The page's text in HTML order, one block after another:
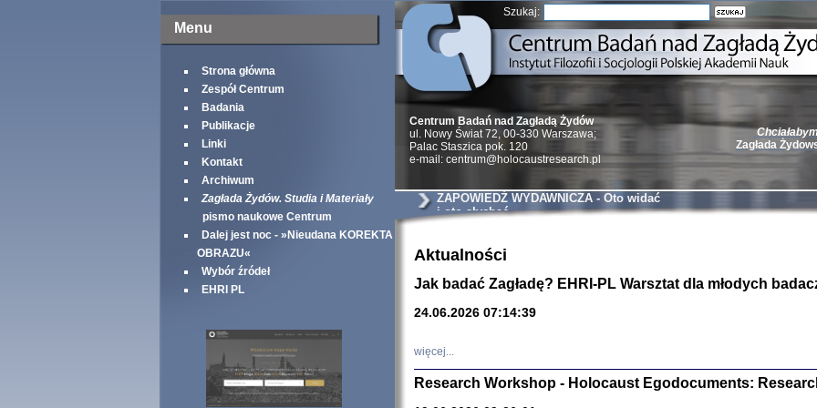
Menu
Strona główna
Zespół Centrum
Badania
Publikacje
Linki
Kontakt
Archiwum
Zagłada Żydów. Studia i Materiały
pismo naukowe Centrum
Dalej jest noc - »Nieudana KOREKTA
OBRAZU«
Wybór źródeł
EHRI PL
Szukaj:
Zagłada
Natalia Aleksiun,
Deborah Dash
Turski, Laurence
Centrum Badań nad Zagładą Żydów
ul. Nowy Świat 72, 00-330 Warszawa;
Palac Staszica pok. 120
e-mail: centrum@holocaustresearch.pl
ZAPOWIEDŹ WYDAWNICZA - Oto widać
i oto słychać
Aktualności
Jak badać Zagładę? EHRI-PL Warsztat dla młodych
24.06.2026 07:14:39
więcej...
Research Workshop - Holocaust Egodocuments: